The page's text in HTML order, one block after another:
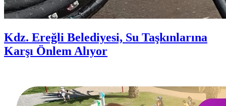
Kdz. Ereğli Belediyesi, Su Taşkınlarına
Karşı Önlem Alıyor